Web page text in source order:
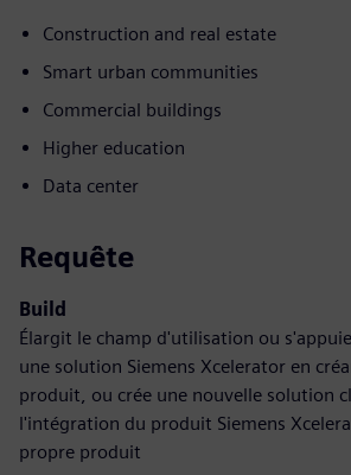
Construction and real estate
Smart urban communities
Commercial buildings
Higher education
Data center
Requête
Build
Élargit le champ d'utilisation ou
une solution Siemens Xcelerator en
produit, ou crée une nouvelle solution
l'intégration du produit Siemens
propre produit